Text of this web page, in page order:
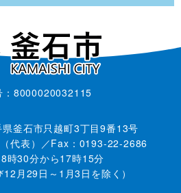
：8000020032115
釜石市只越町3丁目9番13号
代表）／Fax：0193-22-2686
時30分から17時15分
12月29日～1月3日を除く）